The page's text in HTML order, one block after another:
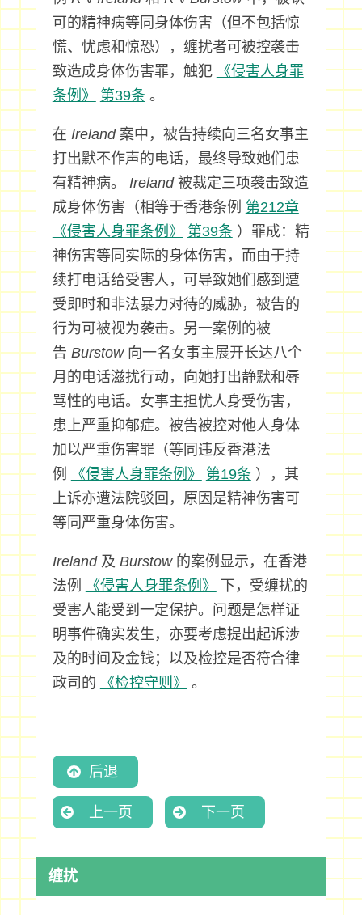
可的精神病等同身体伤害（但不包括惊
慌、忧虑和惊恐），缠扰者可被控袭击
致造成身体伤害罪，触犯
《侵害人身罪
条例》
第39条。
在 Ireland案中，被告持续向三名女事主
打出默不作声的电话，最终导致她们患
有精神病。 Ireland被裁定三项袭击致造
成身体伤害（相等于香港条例 第212章
《侵害人身罪条例》
第39条）罪成：精
神伤害等同实际的身体伤害，而由于持
续打电话给受害人，可导致她们感到遭
受即时和非法暴力对待的威胁，被告的
行为可被视为袭击。另一案例的被
告 Burstow向一名女事主展开长达八个
月的电话滋扰行动，向她打出静默和辱
骂性的电话。女事主担忧人身受伤害，
患上严重抑郁症。被告被控对他人身体
加以严重伤害罪（等同违反香港法
例
《侵害人身罪条例》 第19条），其
上诉亦遭法院驳回，原因是精神伤害可
等同严重身体伤害。
Ireland及 Burstow的案例显示，在香港
法例
《侵害人身罪条例》
下，受缠扰的
受害人能受到一定保护。问题是怎样证
明事件确实发生，亦要考虑提出起诉涉
及的时间及金钱；以及检控是否符合律
政司的
《检控守则》 。
后退
上一页 下一页
缠扰